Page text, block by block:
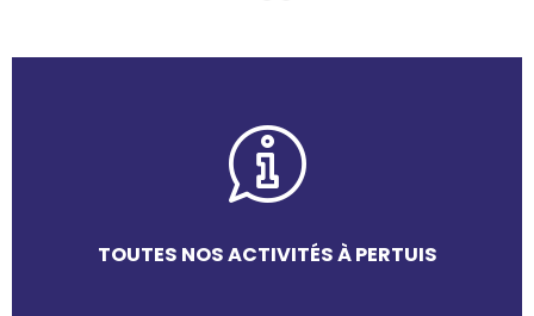
TOUTES NOS ACTIVITÉS À PERTUIS